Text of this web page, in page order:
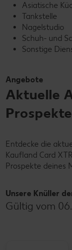
Asiatische
Tankstelle
Nagelstudio
Schuh- und
Sonstige
Angebote
Aktuelle
Entdecke die
Kaufland Card
Prospekte deines
Unsere Knüller
Gültig vom